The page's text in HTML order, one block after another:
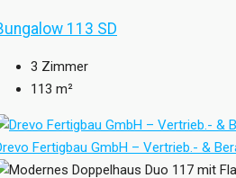
113 SD
3 Zimmer
113 m²
Fertigbau GmbH – Vertrieb.- &